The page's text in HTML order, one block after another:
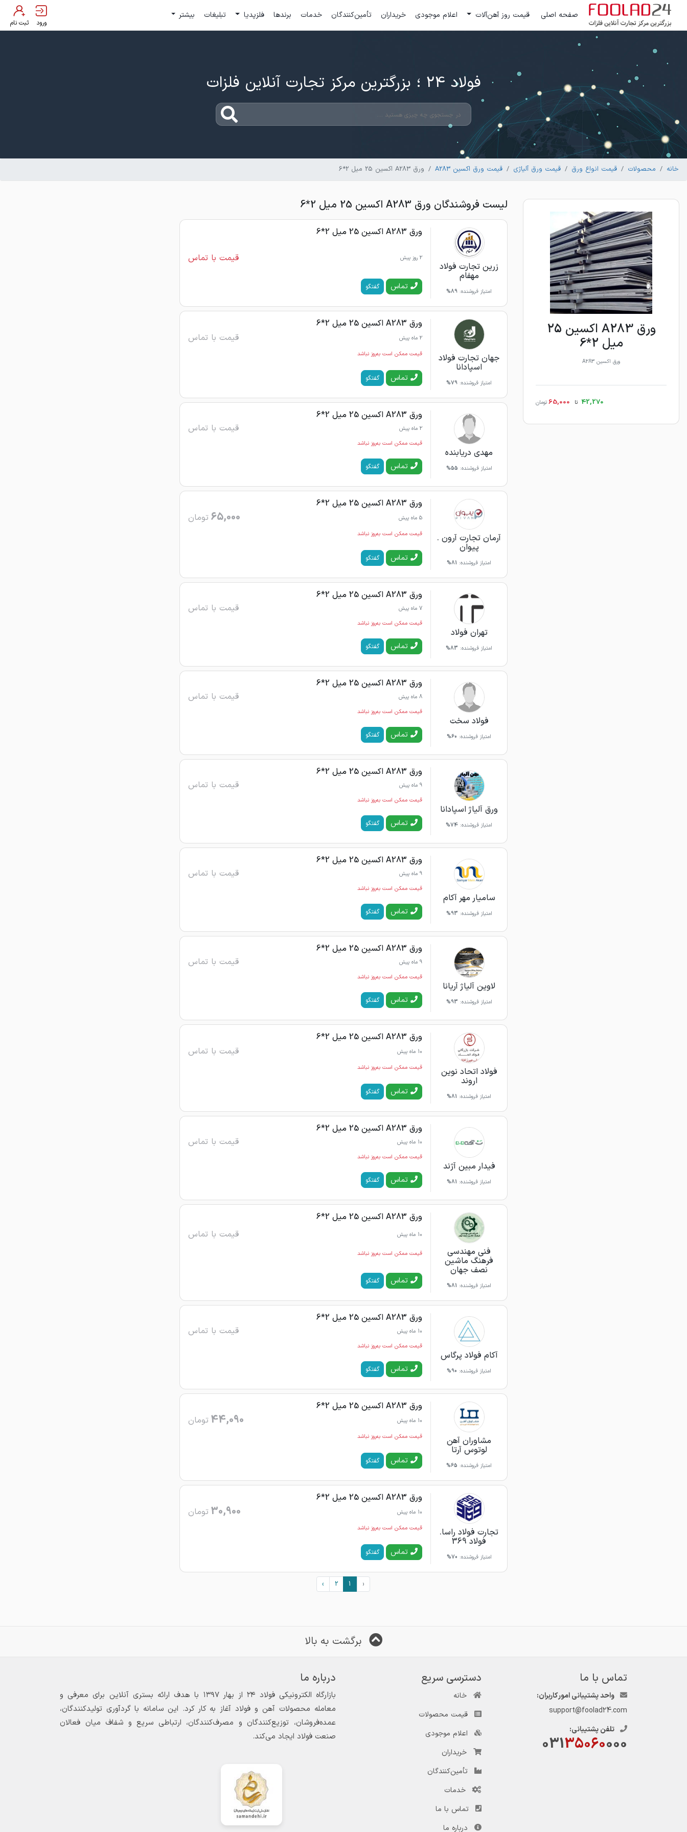
صفحه اصلی قیمت روز آهن‌آلات اعلام موجودی خریداران تأمین‌کنندگان خدمات برندها فلزپدیا تبلیغات بیشتر
ورود ثبت نام
فولاد 24 ؛ بزرگترین مرکز تجارت آنلاین فلزات
خانه محصولات قیمت انواع ورق قیمت ورق آلیاژی قیمت ورق اکسین A283 ورق A283 اکسین 25 میل 2*6
ورق A283 اکسین 25
میل 2*6
ورق اکسین A283
42,270 تا 65,000 تومان
لیست فروشندگان ورق A283 اکسین 25 میل 2*6
زرین تجارت فولاد
مهفام
امتیاز فروشنده: 89%
ورق A283 اکسین 25 میل 2*6
2 روز پیش قیمت با تماس
تماس گفتگو
جهان تجارت فولاد
اسپادانا
امتیاز فروشنده: 79%
ورق A283 اکسین 25 میل 2*6
2 ماه پیش قیمت با تماس
قیمت ممکن است به‌روز نباشد
تماس گفتگو
مهدی دریابنده
امتیاز فروشنده: 55%
ورق A283 اکسین 25 میل 2*6
2 ماه پیش قیمت با تماس
قیمت ممکن است به‌روز نباشد
تماس گفتگو
آرمان تجارت آرون .
پیوان
امتیاز فروشنده: 81%
ورق A283 اکسین 25 میل 2*6
5 ماه پیش 65,000 تومان
قیمت ممکن است به‌روز نباشد
تماس گفتگو
تهران فولاد
امتیاز فروشنده: 83%
ورق A283 اکسین 25 میل 2*6
7 ماه پیش قیمت با تماس
قیمت ممکن است به‌روز نباشد
تماس گفتگو
فولاد سخت
امتیاز فروشنده: 60%
ورق A283 اکسین 25 میل 2*6
8 ماه پیش قیمت با تماس
قیمت ممکن است به‌روز نباشد
تماس گفتگو
ورق آلیاژ اسپادانا
امتیاز فروشنده: 74%
ورق A283 اکسین 25 میل 2*6
9 ماه پیش قیمت با تماس
قیمت ممکن است به‌روز نباشد
تماس گفتگو
سامیار مهر آکام
امتیاز فروشنده: 93%
ورق A283 اکسین 25 میل 2*6
9 ماه پیش قیمت با تماس
قیمت ممکن است به‌روز نباشد
تماس گفتگو
لاوین آلیاژ آریانا
امتیاز فروشنده: 93%
ورق A283 اکسین 25 میل 2*6
9 ماه پیش قیمت با تماس
قیمت ممکن است به‌روز نباشد
تماس گفتگو
فولاد اتحاد نوین
اروند
امتیاز فروشنده: 81%
ورق A283 اکسین 25 میل 2*6
10 ماه پیش قیمت با تماس
قیمت ممکن است به‌روز نباشد
تماس گفتگو
فیدار مبین آژند
امتیاز فروشنده: 81%
ورق A283 اکسین 25 میل 2*6
10 ماه پیش قیمت با تماس
قیمت ممکن است به‌روز نباشد
تماس گفتگو
فنی مهندسی
فرهنگ ماشین
نصف جهان
امتیاز فروشنده: 81%
ورق A283 اکسین 25 میل 2*6
10 ماه پیش قیمت با تماس
قیمت ممکن است به‌روز نباشد
تماس گفتگو
آکام فولاد پرگاس
امتیاز فروشنده: 90%
ورق A283 اکسین 25 میل 2*6
10 ماه پیش قیمت با تماس
قیمت ممکن است به‌روز نباشد
تماس گفتگو
مشاوران آهن
لوتوس آرتا
امتیاز فروشنده: 65%
ورق A283 اکسین 25 میل 2*6
10 ماه پیش 44,090 تومان
قیمت ممکن است به‌روز نباشد
تماس گفتگو
تجارت فولاد راسا.
فولاد 369
امتیاز فروشنده: 70%
ورق A283 اکسین 25 میل 2*6
10 ماه پیش 30,900 تومان
قیمت ممکن است به‌روز نباشد
تماس گفتگو
‹
1
2
›
برگشت به بالا
تماس با ما
واحد پشتیبانی امور کاربران:
support@foolad24.com
تلفن پشتیبانی:
03135060000
دسترسی سریع
خانه
قیمت محصولات
اعلام موجودی
خریداران
تأمین‌کنندگان
خدمات
تماس با ما
درباره ما
درباره ما
بازارگاه الکترونیکی فولاد ۲۴ از بهار ۱۳۹۷ با هدف ارائه بستری آنلاین برای معرفی و
معامله محصولات آهن و فولاد آغاز به کار کرد. این سامانه با گردآوری تولیدکنندگان،
عمده‌فروشان، توزیع‌کنندگان و مصرف‌کنندگان، ارتباطی سریع و شفاف میان فعالان
صنعت فولاد ایجاد می‌کند.